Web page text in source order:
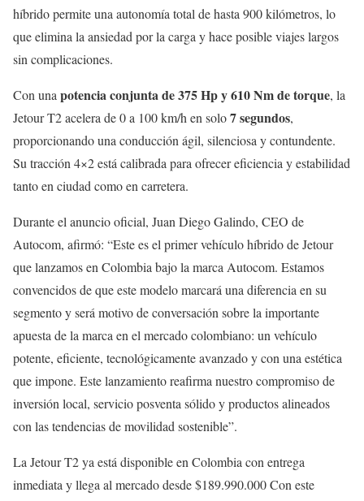
híbrido permite una autonomía total de hasta 900 kilómetros, lo
que elimina la ansiedad por la carga y hace posible viajes largos
sin complicaciones.
Con una potencia conjunta de 375 Hp y 610 Nm de torque, la
Jetour T2 acelera de 0 a 100 km/h en solo7 segundos,
proporcionando una conducción ágil, silenciosa y contundente.
Su tracción 4×2 está calibrada para ofrecer eficiencia y estabilidad
tanto en ciudad como en carretera.
Durante el anuncio oficial, Juan Diego Galindo, CEO de
Autocom, afirmó: “Este es el primer vehículo híbrido de Jetour
que lanzamos en Colombia bajo la marca Autocom. Estamos
convencidos de que este modelo marcará una diferencia en su
segmento y será motivo de conversación sobre la importante
apuesta de la marca en el mercado colombiano: un vehículo
potente, eficiente, tecnológicamente avanzado y con una estética
que impone. Este lanzamiento reafirma nuestro compromiso de
inversión local, servicio posventa sólido y productos alineados
con las tendencias de movilidad sostenible”.
La Jetour T2 ya está disponible en Colombia con entrega
inmediata y llega al mercado desde $189.990.000 Con este